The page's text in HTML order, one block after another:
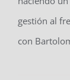
gestión al
con